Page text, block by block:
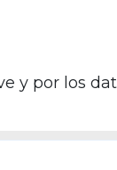
y por los